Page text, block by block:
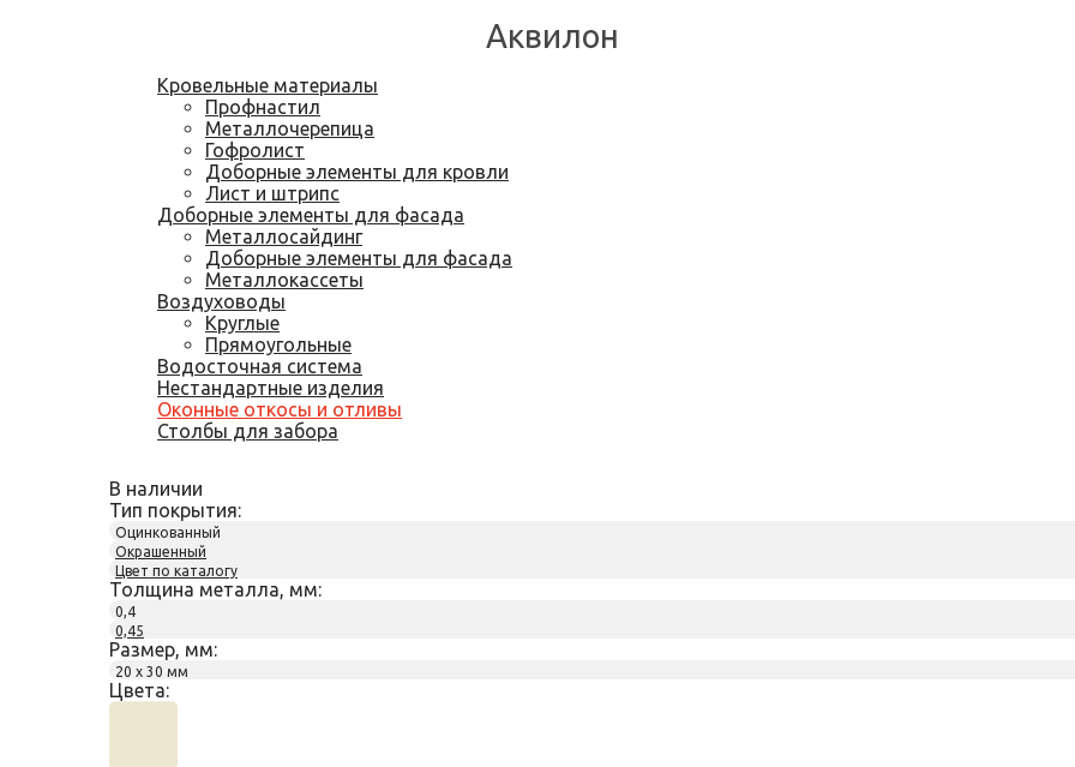
Аквилон
Кровельные материалы
Профнастил
Металлочерепица
Гофролист
Доборные элементы для кровли
Лист и штрипс
Доборные элементы для фасада
Металлосайдинг
Доборные элементы для фасада
Металлокассеты
Воздуховоды
Круглые
Прямоугольные
Водосточная система
Нестандартные изделия
Оконные откосы и отливы
Столбы для забора
В наличии
Тип покрытия:
Оцинкованный
Окрашенный
Цвет по каталогу
Толщина металла, мм:
0,4
0,45
Размер, мм:
20 х 30 мм
Цвета: